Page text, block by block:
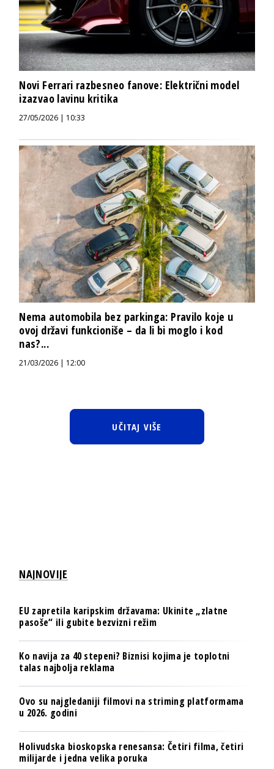
Novi Ferrari razbesneo fanove: Električni model
izazvao lavinu kritika
27/05/2026 | 10:33
Nema automobila bez parkinga: Pravilo koje u
ovoj državi funkcioniše – da li bi moglo i kod
nas?...
21/03/2026 | 12:00
UČITAJ VIŠE
NAJNOVIJE
EU zapretila karipskim državama: Ukinite „zlatne
pasoše“ ili gubite bezvizni režim
Ko navija za 40 stepeni? Biznisi kojima je toplotni
talas najbolja reklama
Ovo su najgledaniji filmovi na striming platformama
u 2026. godini
Holivudska bioskopska renesansa: Četiri filma, četiri
milijarde i jedna velika poruka